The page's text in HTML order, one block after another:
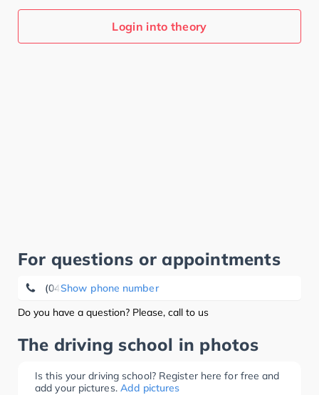
Login into theory
For questions or appointments
Show phone number
(0431) 72 86 96
Do you have a question? Please, call to us
The driving school in photos
Is this your driving school? Register here for free and
add your pictures. Add pictures